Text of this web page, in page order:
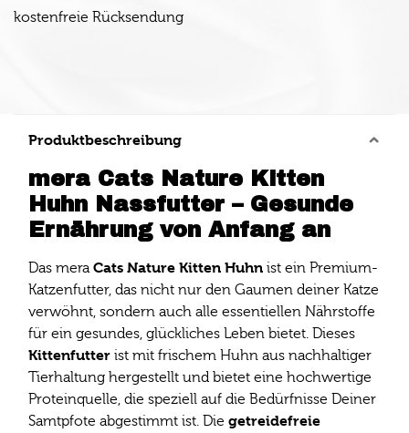
kostenfreie Rücksendung
Produktbeschreibung
mera Cats Nature Kitten
Huhn Nassfutter – Gesunde
Ernährung von Anfang an
Das meraCats Nature Kitten Huhn ist ein Premium-
Katzenfutter, das nicht nur den Gaumen deiner Katze
verwöhnt, sondern auch alle essentiellen Nährstoffe
für ein gesundes, glückliches Leben bietet. Dieses
Kittenfutter ist mit frischem Huhn aus nachhaltiger
Tierhaltung hergestellt und bietet eine hochwertige
Proteinquelle, die speziell auf die Bedürfnisse Deiner
Samtpfote abgestimmt ist. Die getreidefreie